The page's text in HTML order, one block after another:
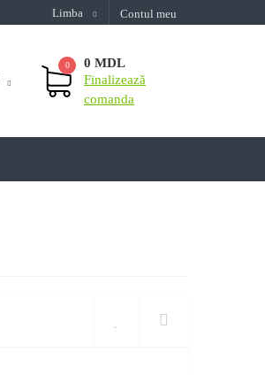
Limba Contul meu
0
0 MDL
Finalizează
comanda